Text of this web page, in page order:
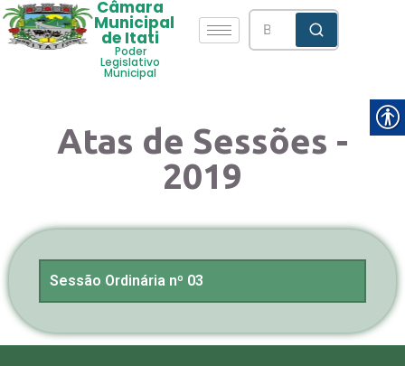
Câmara
Municipal
de Itati
Poder
Legislativo
Municipal
Atas de Sessões -
2019
Sessão Ordinária nº 03